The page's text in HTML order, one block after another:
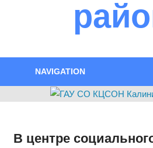
NAVIGATION
В центре